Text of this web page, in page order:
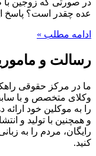
عده چقدر است؟ پاسخ
ادامه مطلب »
رسالت و
ما در مرکز حقوقی
وکلای متخصص و با
را به موکلین خود ارائه
و همچنین با تولید و
رایگان، مردم را به
کنید.